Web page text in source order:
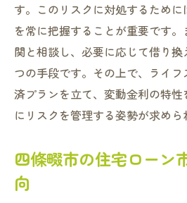
す。このリスクに対処するため
を常に把握することが重要です
関と相談し、必要に応じて借り
つの手段です。その上で、ライ
済プランを立て、変動金利の特
にリスクを管理する姿勢が求めら
四條畷市の住宅ローン
向